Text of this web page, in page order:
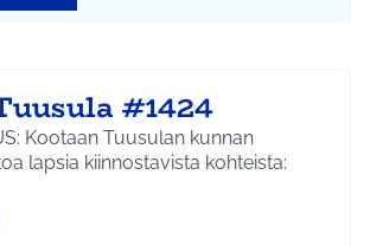
#1424
Kootaan Tuusulan kunnan
lapsia kiinnostavista kohteista: